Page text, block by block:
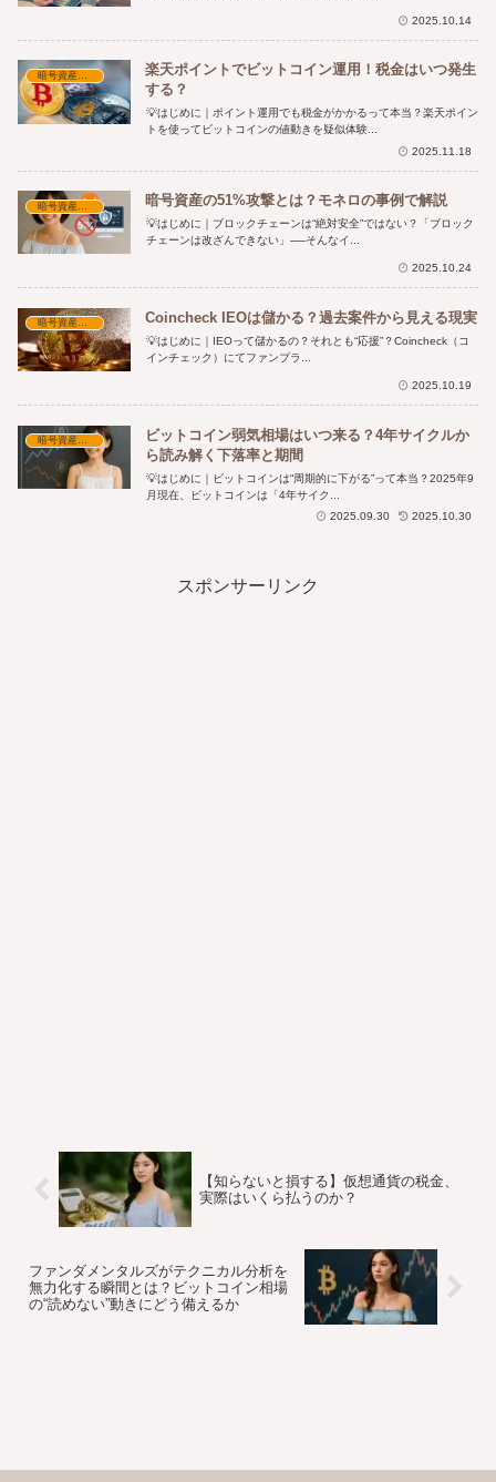
2025.10.14
楽天ポイントでビットコイン運用！税金はいつ発生
する？
💡はじめに｜ポイント運用でも税金がかかるって本当？楽天ポイン
トを使ってビットコインの値動きを疑似体験...
2025.11.18
暗号資産の51%攻撃とは？モネロの事例で解説
💡はじめに｜ブロックチェーンは“絶対安全”ではない？「ブロック
チェーンは改ざんできない」──そんなイ...
2025.10.24
暗号資産の基本と考察 Coincheck IEOは儲かる？過去案件から見える現実
💡はじめに｜IEOって儲かるの？それとも“応援”？Coincheck（コ
インチェック）にてファンプラ...
2025.10.19
ビットコイン弱気相場はいつ来る？4年サイクルか
ら読み解く下落率と期間
💡はじめに｜ビットコインは“周期的に下がる”って本当？2025年9
月現在、ビットコインは「4年サイク...
2025.09.30
2025.10.30
スポンサーリンク
【知らないと損する】仮想通貨の税金、
実際はいくら払うのか？
ファンダメンタルズがテクニカル分析を
無力化する瞬間とは？ビットコイン相場
の“読めない”動きにどう備えるか